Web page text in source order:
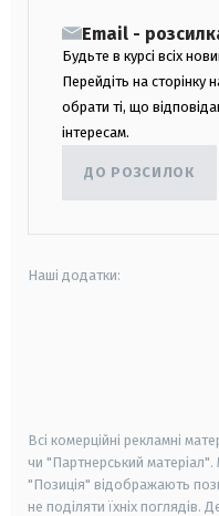
Email -
Будьте в курсі всіх
Перейдіть на сторінку
обрати ті, що
інтересам.
ДО РОЗСИЛОК
Наші додатки:
Всі комерційні рекламні
чи "Партнерський
"Позиція" відображають
не поділяти їхніх